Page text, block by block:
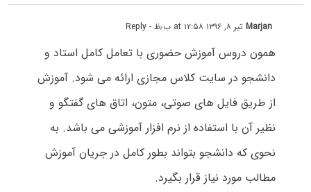
Marjanتیر ۸, ۱۳۹۶ at ۱۲:۵۸ ب٫ظ - Reply
همون دروس آموزش حضوری با تعامل کامل استاد و
دانشجو در سایت کلاس مجازی ارائه می شود. آموزش
از طریق فایل های صوتی، متون، اتاق های گفتگو و
نظیر آن با استفاده از نرم افزار آموزشی می باشد. به
نحوی که دانشجو بتواند بطور کامل در جریان آموزش
مطالب مورد نیاز قرار بگیرد.